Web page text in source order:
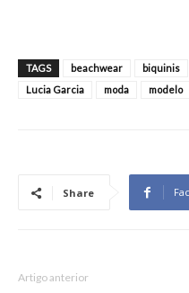
TAGS beachwear biquinis
Lucia Garcia
moda modelo
Share
Artigo anterior